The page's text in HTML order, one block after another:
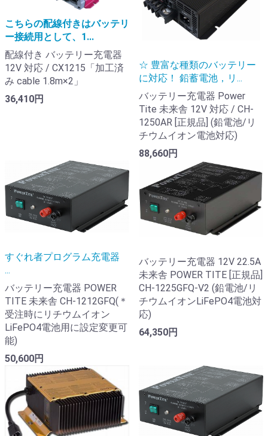
こちらの配線付きはバッテリ
ー接続用として、1...
配線付き バッテリー充電器
12V 対応 / CX1215「加工済
み cable 1.8m×2」
36,410円
☆ 豊富な種類のバッテリー
に対応！ 鉛蓄電池，リ...
バッテリー充電器 Power
Tite 未来舎 12V 対応 / CH-
1250AR [正規品] (鉛電池/リ
チウムイオン電池対応)
88,660円
すぐれ者プログラム充電器
...
バッテリー充電器 POWER
TITE 未来舎 CH-1212GFQ(＊
受注時にリチウムイオン
LiFePO4電池用に設定変更可
能)
50,600円
バッテリー充電器 12V 22.5A
未来舎 POWER TITE [正規品]
CH-1225GFQ-V2 (鉛電池/リ
チウムイオンLiFePO4電池対
応)
64,350円